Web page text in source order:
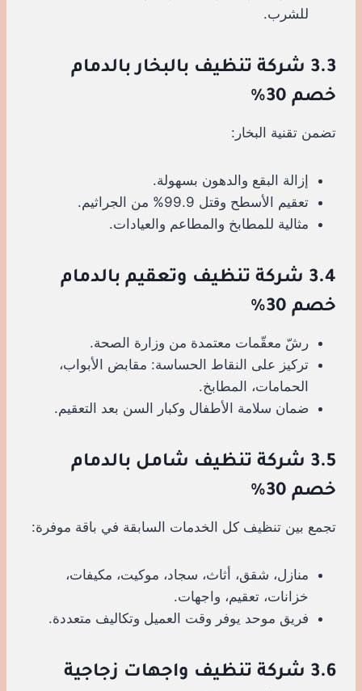
للشرب.
3.3 شركة تنظيف بالبخار بالدمام
خصم 30%
تضمن تقنية البخار:
إزالة البقع والدهون بسهولة.
تعقيم الأسطح وقتل 99.9% من الجراثيم.
مثالية للمطابخ والمطاعم والعيادات.
3.4 شركة تنظيف وتعقيم بالدمام
خصم 30%
رشّ معقّمات معتمدة من وزارة الصحة.
تركيز على النقاط الحساسة: مقابض الأبواب،
الحمامات، المطابخ.
ضمان سلامة الأطفال وكبار السن بعد التعقيم.
3.5 شركة تنظيف شامل بالدمام
خصم 30%
تجمع بين تنظيف كل الخدمات السابقة في باقة موفرة:
منازل، شقق، أثاث، سجاد، موكيت، مكيفات،
خزانات، تعقيم، واجهات.
فريق موحد يوفر وقت العميل وتكاليف متعددة.
3.6 شركة تنظيف واجهات زجاجية